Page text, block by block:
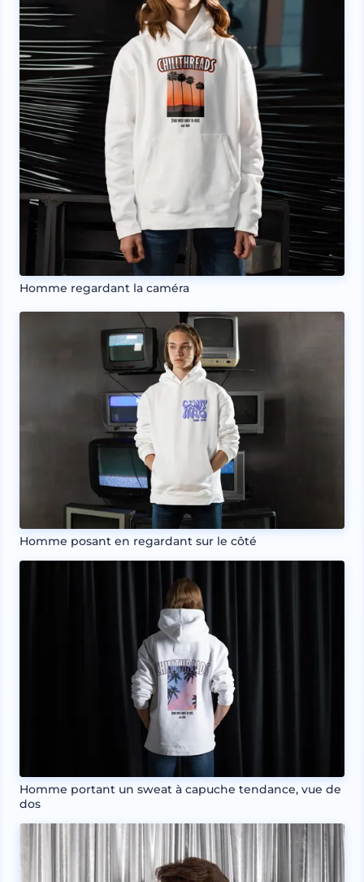
Homme regardant la caméra
Homme posant en regardant sur le côté
Homme portant un sweat à capuche tendance, vue de
dos